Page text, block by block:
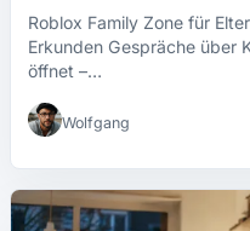
Roblox Family Zone für
Erkunden Gespräche über
öffnet –…
Wolfgang